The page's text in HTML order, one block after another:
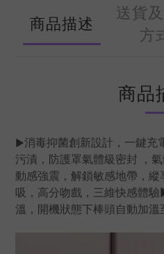
商品描述
送貨
方
商品
▶消毒抑菌創新設計，一鍵
污漬，防護罩氣體級密封 ，
動感強震，解鎖敏感地帶，
吸，高分吻戲，三維快感體
溫，開機狀態下棒頭自動加溫